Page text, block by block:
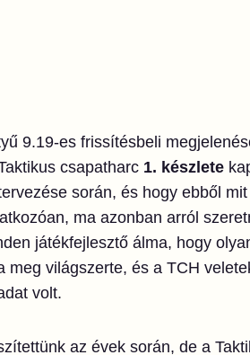
9.19-es frissítésbeli
csapatharc 1. készlete
során, és hogy ebből
ma azonban arról
játékfejlesztő álma, hogy
meg világszerte, és a TCH
volt.
az évek során, de a